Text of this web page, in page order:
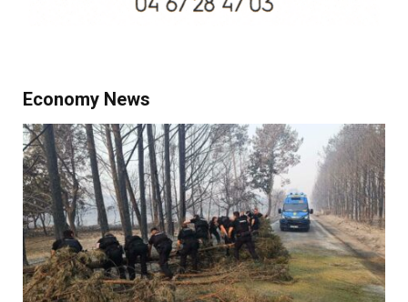
Economy News